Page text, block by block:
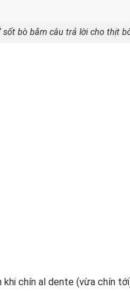
sốt bò bằm câu trả lời cho thịt
chín al dente (vừa chín